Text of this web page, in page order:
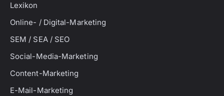
Lexikon
Online- / Digital-Marketing
SEM / SEA / SEO
Social-Media-Marketing
Content-Marketing
E-Mail-Marketing